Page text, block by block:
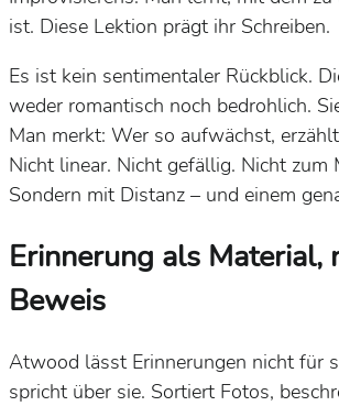
ist. Diese Lektion prägt ihr Schreiben.
Es ist kein sentimentaler Rückblick.
weder romantisch noch bedrohlich.
Man merkt: Wer so aufwächst,
Nicht linear. Nicht gefällig. Nicht zum
Sondern mit Distanz – und einem
Erinnerung als Material,
Beweis
Atwood lässt Erinnerungen nicht für
spricht über sie. Sortiert Fotos,